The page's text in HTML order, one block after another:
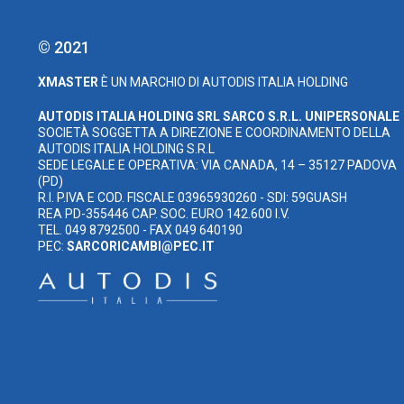
© 2021
XMASTER È UN MARCHIO DI AUTODIS ITALIA HOLDING
AUTODIS ITALIA HOLDING SRLSARCO S.R.L. UNIPERSONALE
SOCIETÀ SOGGETTA A DIREZIONE E COORDINAMENTO DELLA
AUTODIS ITALIA HOLDING S.R.L
SEDE LEGALE E OPERATIVA: VIA CANADA, 14 – 35127 PADOVA
(PD)
R.I. P.IVA E COD. FISCALE 03965930260 - SDI: 59GUASH
REA PD-355446 CAP. SOC. EURO 142.600 I.V.
TEL. 049 8792500 - FAX 049 640190
PEC: SARCORICAMBI@PEC.IT